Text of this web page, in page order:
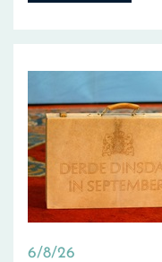
6/8/26